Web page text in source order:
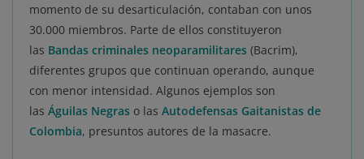
momento de su desarticulación, contaban con unos
30.000 miembros. Parte de ellos constituyeron
las Bandas criminales neoparamilitares (Bacrim),
diferentes grupos que continuan operando, aunque
con menor intensidad. Algunos ejemplos son
las Águilas Negras o las Autodefensas Gaitanistas de
Colombia, presuntos autores de la masacre.